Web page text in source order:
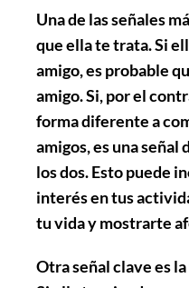
Una de las señales
que ella te trata. Si
amigo, es probable
amigo. Si, por el
forma diferente a
amigos, es una señal
los dos. Esto puede
interés en tus
tu vida y mostrarte
Otra señal clave es